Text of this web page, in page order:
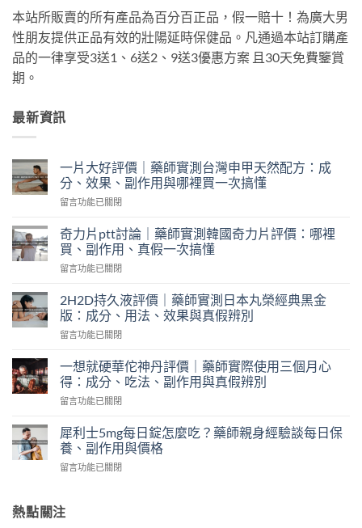
本站所販賣的所有產品為百分百正品，假一賠十！為廣大男
性朋友提供正品有效的壯陽延時保健品。凡通過本站訂購產
品的一律享受3送1、6送2、9送3優惠方案 且30天免費鑒賞
期。
最新資訊
一片大好評價｜藥師實測台灣申甲天然配方：成
分、效果、副作用與哪裡買一次搞懂
在
片
大
好
評
｜
藥
師
實
台
灣
甲
然
配
方：
效
果、
留言功能已關閉
奇力片ptt討論｜藥師實測韓國奇力片評價：哪裡
買、副作用、真假一次搞懂
在
力
片
ptt
討
｜
藥
師
實
韓
國
力
價：
留言功能已關閉
2H2D持久液評價｜藥師實測日本丸榮經典黑金
版：成分、用法、效果與真假辨別
在
久
液
評
｜
藥
師
實
本
留言功能已關閉
一想就硬華佗神丹評價｜藥師實際使用三個月心
得：成分、吃法、副作用與真假辨別
在
想
就
硬
華
丹
留言功能已關閉
犀利士5mg每日錠怎麼吃？藥師親身經驗談每日保
養、副作用與價格
在
士
5mg
留言功能已關閉
熱點關注